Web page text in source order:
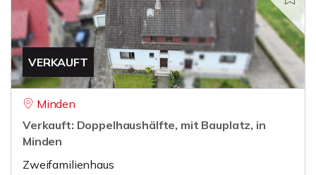
VERKAUFT
Minden
Verkauft: Doppelhaushälfte, mit Bauplatz, in
Minden
Zweifamilienhaus